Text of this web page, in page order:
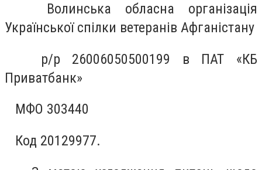
Волинська обласна організація
Української спілки ветеранів Афганістану
р/р 26006050500199 в ПАТ «КБ
Приватбанк»
МФО 303440
Код 20129977.